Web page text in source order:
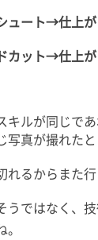
ュート→仕上が
カット→仕上が
キルが同じで
写真が撮れた
れるからまた
うではなく、
。